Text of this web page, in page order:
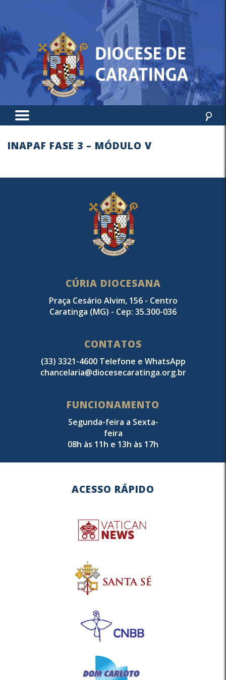
INAPAF FASE 3 – MÓDULO V
CÚRIA DIOCESANA
Praça Cesário Alvim, 156 - Centro
Caratinga (MG) - Cep: 35.300-036
CONTATOS
(33) 3321-4600 Telefone e WhatsApp
chancelaria@diocesecaratinga.org.br
FUNCIONAMENTO
Segunda-feira a Sexta-
feira
08h às 11h e 13h às 17h
ACESSO RÁPIDO